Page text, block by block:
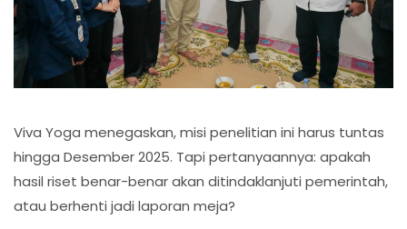
Viva Yoga menegaskan, misi penelitian ini harus tuntas
hingga Desember 2025. Tapi pertanyaannya: apakah
hasil riset benar-benar akan ditindaklanjuti pemerintah,
atau berhenti jadi laporan meja?